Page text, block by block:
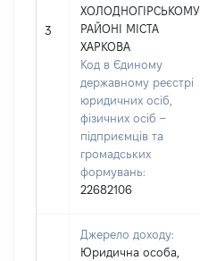
3
ХОЛОДНОГІРСЬКОМУ
РАЙОНІ МІСТА
ХАРКОВА
Код в Єдиному
державному реєстрі
юридичних осіб,
фізичних осіб –
підприємців та
громадських
формувань:
22682106
Джерело доходу:
Юридична особа,